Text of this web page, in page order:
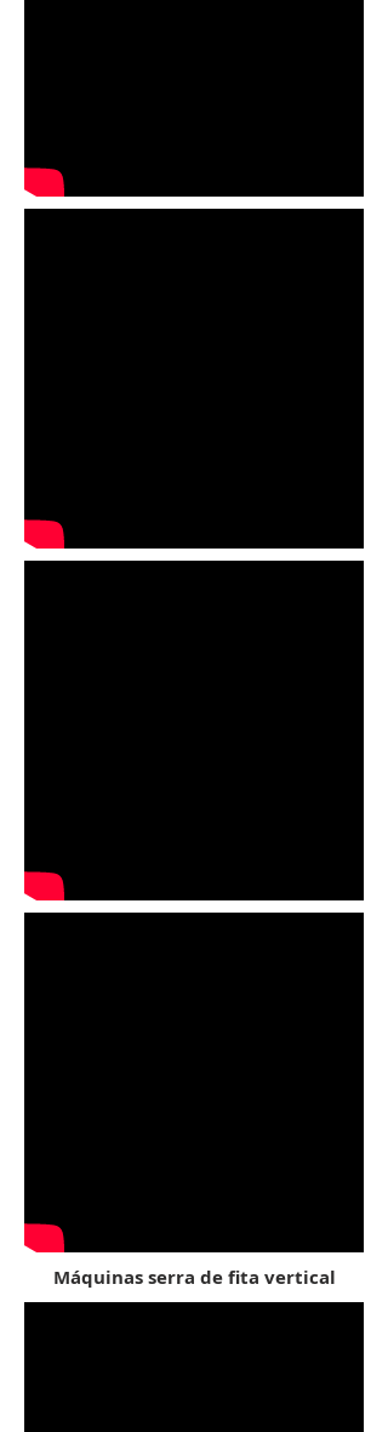
Máquinas serra de fita vertical